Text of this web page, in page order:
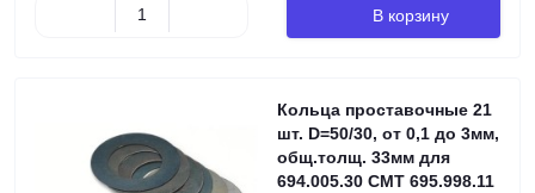
В корзину
Кольца проставочные 21
шт. D=50/30, от 0,1 до 3мм,
общ.толщ. 33мм для
694.005.30 CMT 695.998.11